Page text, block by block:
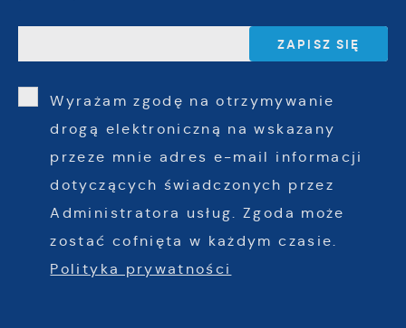
Wyrażam zgodę na otrzymywanie
drogą elektroniczną na wskazany
przeze mnie adres e-mail informacji
dotyczących świadczonych przez
Administratora usług. Zgoda może
zostać cofnięta w każdym czasie.
Polityka prywatności